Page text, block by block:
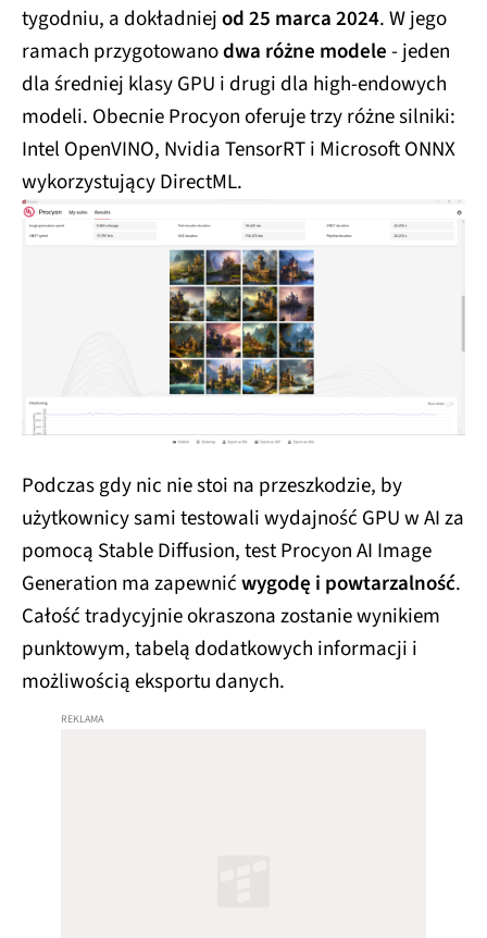
tygodniu, a dokładniejod 25 marca 2024. W jego
ramach przygotowanodwa różne modele- jeden
dla średniej klasy GPU i drugi dla high-endowych
modeli. Obecnie Procyon oferuje trzy różne silniki:
Intel OpenVINO, Nvidia TensorRT i Microsoft ONNX
wykorzystujący DirectML.
Podczas gdy nic nie stoi na przeszkodzie, by
użytkownicy sami testowali wydajność GPU w AI za
pomocą Stable Diffusion, test Procyon AI Image
Generation ma zapewnićwygodę i powtarzalność.
Całość tradycyjnie okraszona zostanie wynikiem
punktowym, tabelą dodatkowych informacji i
możliwością eksportu danych.